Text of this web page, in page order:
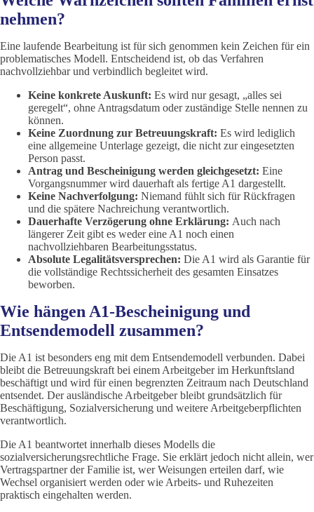
nehmen?
Eine laufende Bearbeitung ist für sich genommen kein Zeichen für ein
problematisches Modell. Entscheidend ist, ob das Verfahren
nachvollziehbar und verbindlich begleitet wird.
Keine konkrete Auskunft: Es wird nur gesagt, „alles sei
geregelt“, ohne Antragsdatum oder zuständige Stelle nennen zu
können.
Keine Zuordnung zur Betreuungskraft: Es wird lediglich
eine allgemeine Unterlage gezeigt, die nicht zur eingesetzten
Person passt.
Antrag und Bescheinigung werden gleichgesetzt: Eine
Vorgangsnummer wird dauerhaft als fertige A1 dargestellt.
Keine Nachverfolgung: Niemand fühlt sich für Rückfragen
und die spätere Nachreichung verantwortlich.
Dauerhafte Verzögerung ohne Erklärung: Auch nach
längerer Zeit gibt es weder eine A1 noch einen
nachvollziehbaren Bearbeitungsstatus.
Absolute Legalitätsversprechen: Die A1 wird als Garantie für
die vollständige Rechtssicherheit des gesamten Einsatzes
beworben.
Wie hängen A1-Bescheinigung und
Entsendemodell zusammen?
Die A1 ist besonders eng mit dem Entsendemodell verbunden. Dabei
bleibt die Betreuungskraft bei einem Arbeitgeber im Herkunftsland
beschäftigt und wird für einen begrenzten Zeitraum nach Deutschland
entsendet. Der ausländische Arbeitgeber bleibt grundsätzlich für
Beschäftigung, Sozialversicherung und weitere Arbeitgeberpflichten
verantwortlich.
Die A1 beantwortet innerhalb dieses Modells die
sozialversicherungsrechtliche Frage. Sie erklärt jedoch nicht allein, wer
Vertragspartner der Familie ist, wer Weisungen erteilen darf, wie
Wechsel organisiert werden oder wie Arbeits- und Ruhezeiten
praktisch eingehalten werden.